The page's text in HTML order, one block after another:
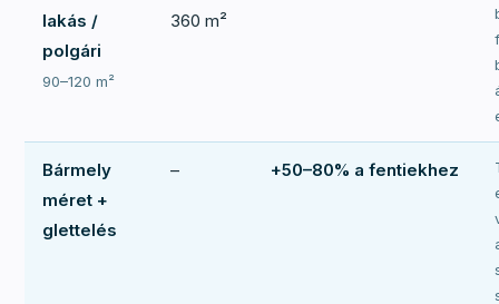
lakás /
polgári
90–120 m²
360 m²
Bármely
méret +
glettelés
– +50–80% a fentiekhez